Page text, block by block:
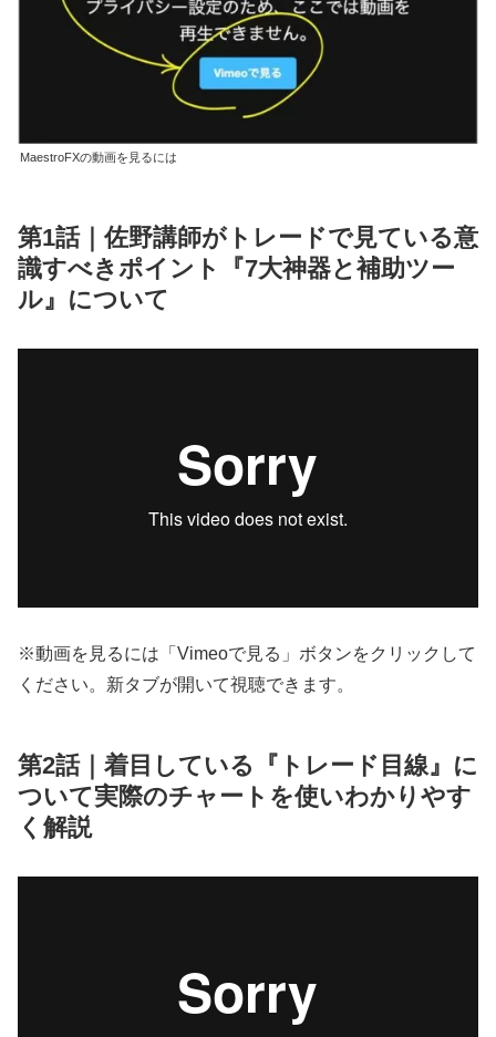
MaestroFXの動画を見るには
第1話｜佐野講師がトレードで見ている意
識すべきポイント『7大神器と補助ツー
ル』について
※動画を見るには「Vimeoで見る」ボタンをクリックして
ください。新タブが開いて視聴できます。
第2話｜着目している『トレード目線』に
ついて実際のチャートを使いわかりやす
く解説